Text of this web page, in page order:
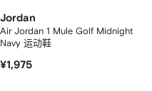
Jordan
Air Jordan 1 Mule Golf Midnight
Navy 运动鞋
¥1,975